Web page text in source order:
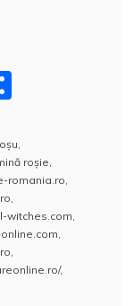
rt
aj
e
a
z
,
roşie,
romania.ro,
,
witches.com,
,
,
,